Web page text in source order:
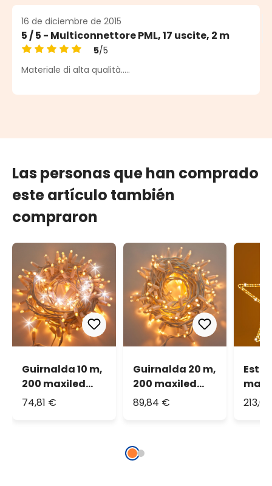
16 de diciembre de 2015
5 / 5 - Multiconnettore PML, 17 uscite, 2 m
Calificación promedio de 5 de 5 estrellas
5/5
Materiale di alta qualità.....
Las personas que han comprado
este artículo también
compraron
Guirnalda 10 m,
200 maxiled
blanco cálido y
74,81 €
Guirnalda 20 m,
200 maxiled
blanco cálido,
89,84 €